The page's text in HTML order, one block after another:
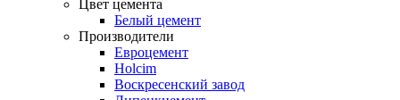
Цвет цемента
Белый цемент
Производители
Евроцемент
Holcim
Воскресенский завод